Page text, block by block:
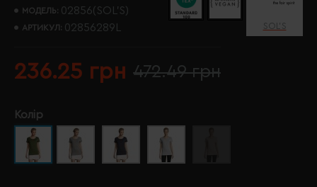
МОДЕЛЬ: 02856(SOL’S)
АРТИКУЛ: 02856289L SOL’S
236.25 грн 472.49 грн
Колір